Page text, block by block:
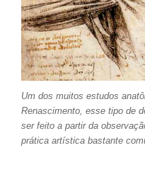
Um dos muitos estudos
Renascimento, esse tipo de
ser feito a partir da
prática artística bastante